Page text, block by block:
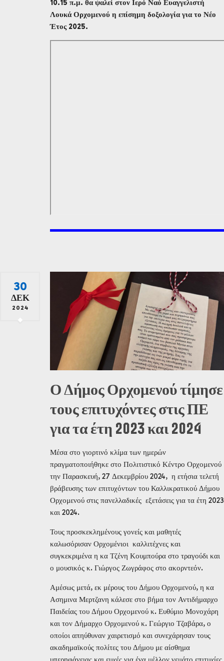
10.15 π.μ. θα ψαλεί στον Ιερό Ναό Ευαγγελιστή
Λουκά Ορχομενού η επίσημη δοξολογία για το Νέο
Έτος 2025.
30
ΔΕΚ
2024
Ο Δήμος Ορχομενού τίμησε
τους επιτυχόντες στις ΠΕ
για τα έτη 2023 και 2024
Μέσα στο γιορτινό κλίμα των ημερών
πραγματοποιήθηκε στο Πολιτιστικό Κέντρο Ορχομενού
την Παρασκευή, 27 Δεκεμβρίου 2024, η ετήσια τελετή
βράβευσης των επιτυχόντων του Καλλικρατικού Δήμου
Ορχομενού στις πανελλαδικές εξετάσεις για τα έτη 2023
και 2024.
Τους προσκεκλημένους γονείς και μαθητές
καλωσόρισαν Ορχομένιοι καλλιτέχνες και
συγκεκριμένα η κα Τζένη Κουμπούρα στο τραγούδι και
ο μουσικός κ. Γιώργος Ζωγράφος στο ακορντεόν.
Αμέσως μετά, εκ μέρους του Δήμου Ορχομενού, η κα
Ασημινα Μερτζανη κάλεσε στο βήμα τον Αντιδήμαρχο
Παιδείας του Δήμου Ορχομενού κ. Ευθύμιο Μονοχάρη
και τον Δήμαρχο Ορχομενού κ. Γεώργιο Τζαβάρα, ο
οποίοι απηύθυναν χαιρετισμό και συνεχάρησαν τους
ακαδημαϊκούς πολίτες του Δήμου με αίσθημα